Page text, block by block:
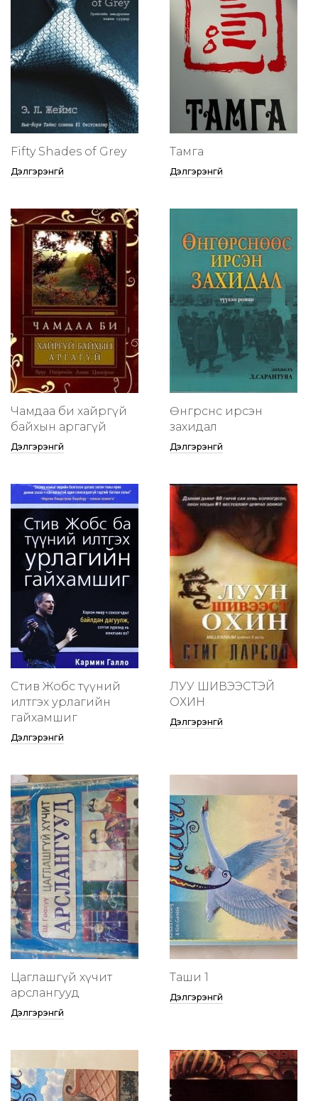
Fifty Shades of Grey
Дэлгэрэнгүй
Тамга
Дэлгэрэнгүй
Чамдаа би хайргүй
байхын аргагүй
Дэлгэрэнгүй
Өнгөрснөөс ирсэн
захидал
Дэлгэрэнгүй
Стив Жобс түүний
илтгэх урлагийн
гайхамшиг
Дэлгэрэнгүй
ЛУУ ШИВЭЭСТЭЙ
ОХИН
Дэлгэрэнгүй
Цаглашгүй хүчит
арслангууд
Дэлгэрэнгүй
Таши 1
Дэлгэрэнгүй